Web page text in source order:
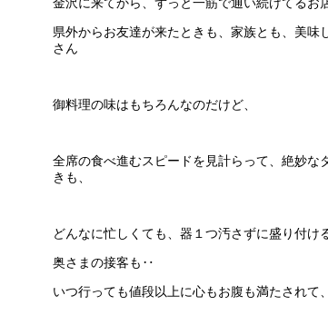
県外からお友達が来たときも、家族とも、美
さん
御料理の味はもちろんなのだけど、
全席の食べ進むスピードを見計らって、絶妙
きも、
どんなに忙しくても、器１つ汚さずに盛り付け
奥さまの接客も‥
いつ行っても値段以上に心もお腹も満たされて